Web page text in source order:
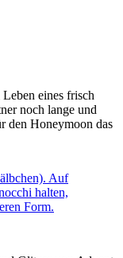
eines frisch
noch lange und
den Honeymoon das